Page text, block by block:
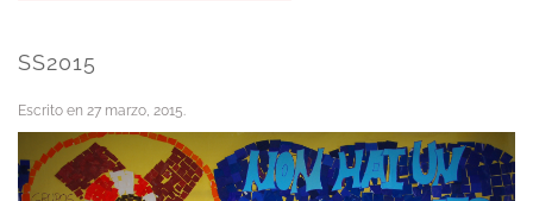
SS2015
Escrito en 27 marzo, 2015.